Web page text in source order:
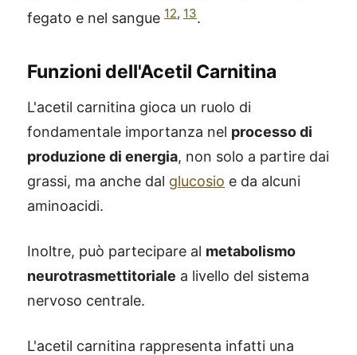
fegato e nel sangue 12, 13.
Funzioni dell'Acetil Carnitina
L'acetil carnitina gioca un ruolo di
fondamentale importanza nel processo di
produzione di energia, non solo a partire dai
grassi, ma anche dal glucosio e da alcuni
aminoacidi.
Inoltre, può partecipare al metabolismo
neurotrasmettitoriale a livello del sistema
nervoso centrale.
L'acetil carnitina rappresenta infatti una